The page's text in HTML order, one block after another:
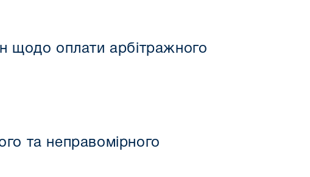
щодо оплати арбітражного
та неправомірного